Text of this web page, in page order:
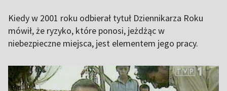
Kiedy w 2001 roku odbierał tytuł Dziennikarza Roku
mówił, że ryzyko, które ponosi, jeżdżąc w
niebezpieczne miejsca, jest elementem jego pracy.